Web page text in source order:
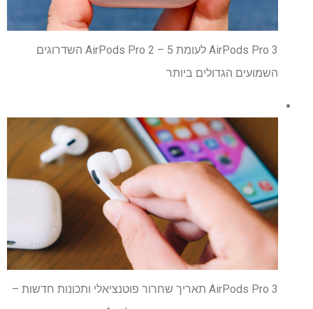
AirPods Pro 3 לעומת AirPods Pro 2 – 5 השדרוגים
השמועים הגדולים ביותר
AirPods Pro 3 תאריך שחרור פוטנציאלי ותכונות חדשות –